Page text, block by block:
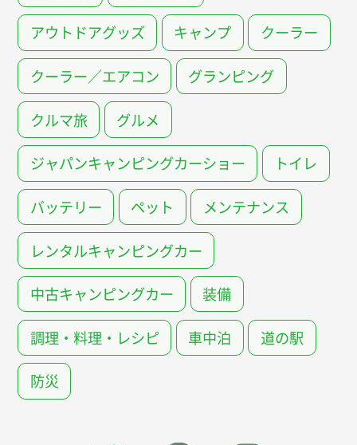
アウトドアグッズ キャンプ クーラー
クーラー／エアコン グランピング
クルマ旅 グルメ
ジャパンキャンピングカーショー トイレ
バッテリー ペット メンテナンス
レンタルキャンピングカー
中古キャンピングカー 装備
調理・料理・レシピ 車中泊 道の駅
防災